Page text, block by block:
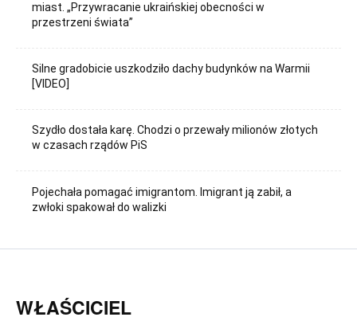
miast. „Przywracanie ukraińskiej obecności w
przestrzeni świata”
Silne gradobicie uszkodziło dachy budynków na Warmii
[VIDEO]
Szydło dostała karę. Chodzi o przewały milionów złotych
w czasach rządów PiS
Pojechała pomagać imigrantom. Imigrant ją zabił, a
zwłoki spakował do walizki
WŁAŚCICIEL